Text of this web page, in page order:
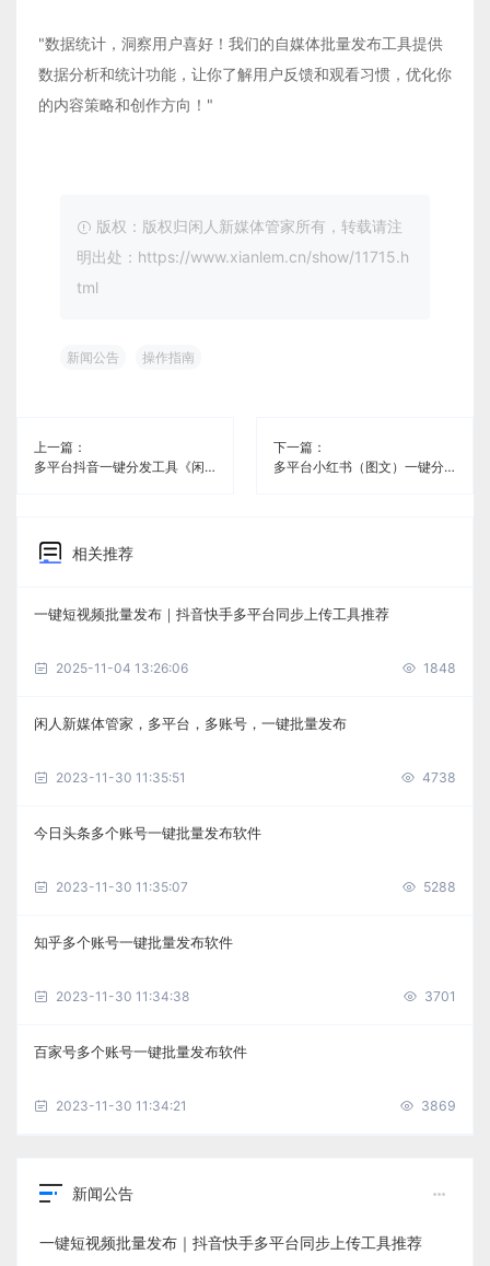
"数据统计，洞察用户喜好！我们的自媒体批量发布工具提供
数据分析和统计功能，让你了解用户反馈和观看习惯，优化你
的内容策略和创作方向！"
版权：版权归闲人新媒体管家所有，转载请注
明出处：https://www.xianlem.cn/show/11715.h
tml
新闻公告 操作指南
上一篇：
多平台抖音一键分发工具《闲人新媒体管家》
下一篇：
多平台小红书（图文）一键分发工具《闲人新媒体管家》
相关推荐
一键短视频批量发布｜抖音快手多平台同步上传工具推荐
2025-11-04 13:26:06 1848
闲人新媒体管家，多平台，多账号，一键批量发布
2023-11-30 11:35:51 4738
今日头条多个账号一键批量发布软件
2023-11-30 11:35:07 5288
知乎多个账号一键批量发布软件
2023-11-30 11:34:38 3701
百家号多个账号一键批量发布软件
2023-11-30 11:34:21 3869
新闻公告
一键短视频批量发布｜抖音快手多平台同步上传工具推荐